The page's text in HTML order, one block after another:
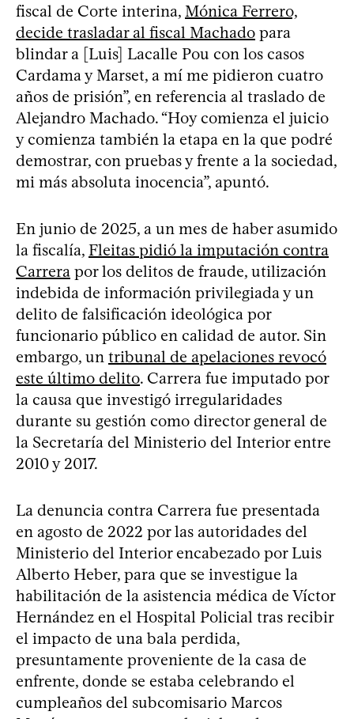
fiscal de Corte interina, Mónica Ferrero,
decide trasladar al fiscal Machado para
blindar a [Luis] Lacalle Pou con los casos
Cardama y Marset, a mí me pidieron cuatro
años de prisión”, en referencia al traslado de
Alejandro Machado. “Hoy comienza el juicio
y comienza también la etapa en la que podré
demostrar, con pruebas y frente a la sociedad,
mi más absoluta inocencia”, apuntó.
En junio de 2025, a un mes de haber asumido
la fiscalía, Fleitas pidió la imputación contra
Carrera por los delitos de fraude, utilización
indebida de información privilegiada y un
delito de falsificación ideológica por
funcionario público en calidad de autor. Sin
embargo, un tribunal de apelaciones revocó
este último delito. Carrera fue imputado por
la causa que investigó irregularidades
durante su gestión como director general de
la Secretaría del Ministerio del Interior entre
2010 y 2017.
La denuncia contra Carrera fue presentada
en agosto de 2022 por las autoridades del
Ministerio del Interior encabezado por Luis
Alberto Heber, para que se investigue la
habilitación de la asistencia médica de Víctor
Hernández en el Hospital Policial tras recibir
el impacto de una bala perdida,
presuntamente proveniente de la casa de
enfrente, donde se estaba celebrando el
cumpleaños del subcomisario Marcos